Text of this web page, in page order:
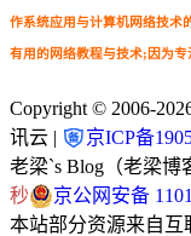
作系统应用与计算机网络技术
有用的网络教程与技术;因为专
Copyright © 2006-
讯云 |
京ICP备
老梁`s Blog（老梁博
秒
京公网安备
本站部分资源来自互